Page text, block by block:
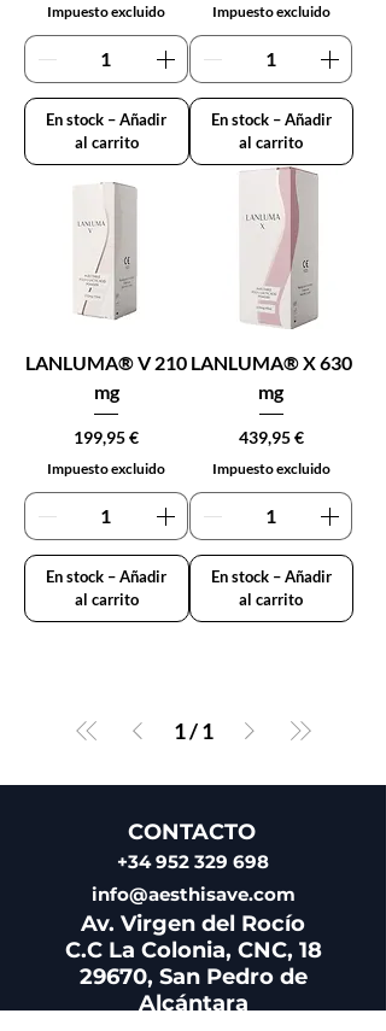
Impuesto excluido
En stock – Añadir
al carrito
Impuesto excluido
En stock – Añadir
al carrito
LANLUMA® V 210
mg
Precio
199,95 €
Impuesto excluido
En stock – Añadir
al carrito
LANLUMA® X 630
mg
Precio
439,95 €
Impuesto excluido
En stock – Añadir
al carrito
1/ 1
CONTACTO
+34 952 329 698
info@aesthisave.com
Av. Virgen del Rocío
C.C La Colonia, CNC, 18
29670, San Pedro de
Alcántara